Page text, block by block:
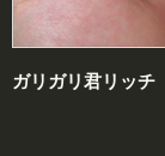
ガリガリ君リッ